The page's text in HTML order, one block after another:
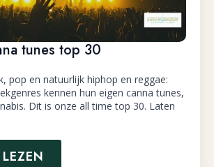
tunes top 30
pop en natuurlijk hiphop en reggae:
kennen hun eigen canna tunes,
Dit is onze all time top 30. Laten